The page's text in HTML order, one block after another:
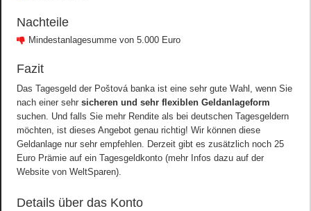
Nachteile
Mindestanlagesumme von 5.000 Euro
Fazit
Das Tagesgeld der Poštová banka ist eine sehr gute Wahl, wenn Sie
nach einer sehrsicheren und sehr flexiblen Geldanlageform
suchen. Und falls Sie mehr Rendite als bei deutschen Tagesgeldern
möchten, ist dieses Angebot genau richtig! Wir können diese
Geldanlage nur sehr empfehlen. Derzeit gibt es zusätzlich noch 25
Euro Prämie auf ein Tagesgeldkonto (mehr Infos dazu auf der
Website von WeltSparen).
Details über das Konto